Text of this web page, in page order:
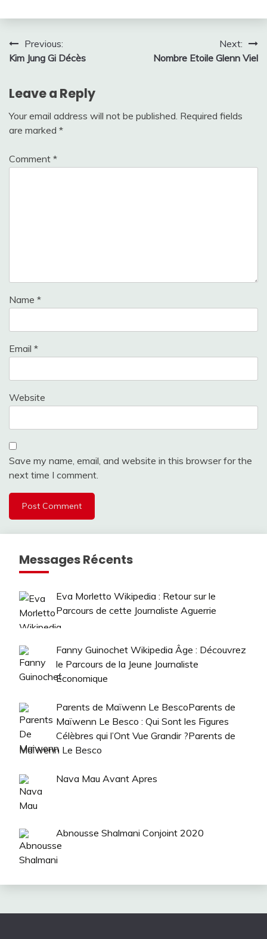
Post
navigation
Previous:
Kim Jung Gi Décès
Next:
Nombre Etoile Glenn Viel
Leave a Reply
Your email address will not be published. Required fields
are marked *
Comment *
Name *
Email *
Website
Save my name, email, and website in this browser for the
next time I comment.
Messages Récents
Eva Morletto Wikipedia : Retour sur le
Parcours de cette Journaliste Aguerrie
Fanny Guinochet Wikipedia Âge : Découvrez
le Parcours de la Jeune Journaliste
Économique
Parents de Maïwenn Le BescoParents de
Maïwenn Le Besco : Qui Sont les Figures
Célèbres qui l’Ont Vue Grandir ?Parents de
Maïwenn Le Besco
Nava Mau Avant Apres
Abnousse Shalmani Conjoint 2020